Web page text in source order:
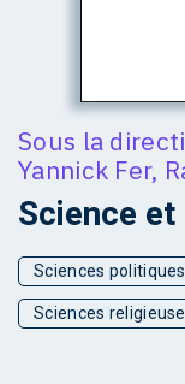
Sous la
Yannick Fer,
Science
Sciences
Sciences